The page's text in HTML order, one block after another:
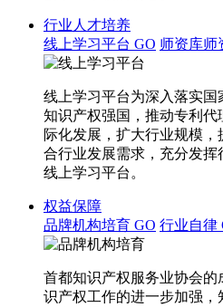
行业人才培养
线上学习平台 GO 师资库师
线上学习平台为深入落实
知识产权强国，推动专利
际化发展，扩大行业规模
合行业发展需求，充分发
线上学习平台。
权益保障
品牌机构培育 GO 行业自律
首都知识产权服务业协会
识产权工作的进一步加强，